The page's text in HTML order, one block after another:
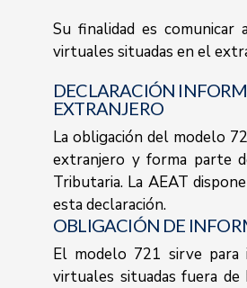
Su finalidad es comunicar
virtuales situadas en el
DECLARACIÓN
EXTRANJERO
La obligación del modelo
extranjero y forma parte
Tributaria. La AEAT
esta declaración.
OBLIGACIÓN DE
El modelo 721 sirve para
virtuales situadas fuera de